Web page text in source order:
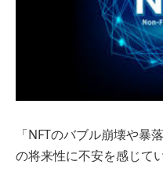
「NFTのバブル崩壊や暴
の将来性に不安を感じて